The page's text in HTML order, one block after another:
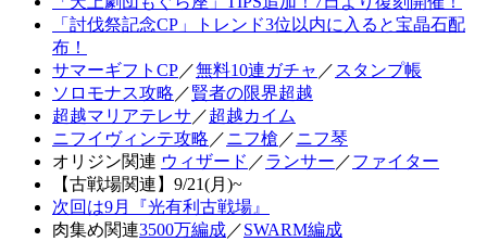
「討伐祭記念CP」トレンド3位以内に入ると宝晶石配
布！
サマーギフトCP／無料10連ガチャ ／ スタンプ帳
ソロモナス攻略 ／賢者の限界超越
超越マリアテレサ ／超越カイム
ニフイヴィンテ攻略 ／ニフ槍 ／ニフ琴
オリジン関連 ウィザード ／ランサー ／ファイター
【古戦場関連】9/21(月)~
次回は9月『光有利古戦場』
肉集め関連3500万編成／SWARM編成